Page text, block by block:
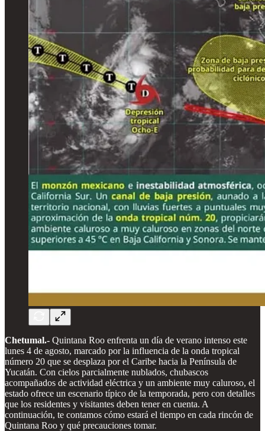
Chetumal.- Quintana Roo enfrenta un día de verano intenso este
lunes 4 de agosto, marcado por la influencia de la onda tropical
número 20 que se desplaza por el Caribe hacia la Península de
Yucatán. Con cielos parcialmente nublados, chubascos
acompañados de actividad eléctrica y un ambiente muy caluroso, el
estado ofrece un escenario típico de la temporada, pero con detalles
que los residentes y visitantes deben tener en cuenta. A
continuación, te contamos cómo estará el tiempo en cada rincón de
Quintana Roo y qué precauciones tomar.